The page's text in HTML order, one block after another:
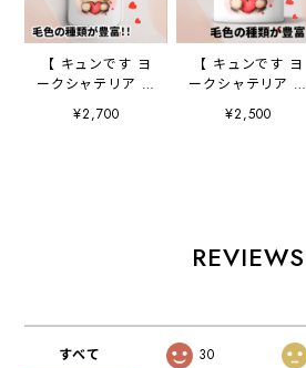
【 キュンです ヨ
ークシャテリア 】
スマホケース ク
リアソフトケー
¥2,700
【 キュンです ヨ
ークシャテリア 】
キャニスター 保
存容器 お家用
¥2,500
REVIEWS
すべて 30